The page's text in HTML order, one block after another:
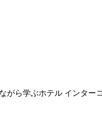
がら学ぶホテル インター